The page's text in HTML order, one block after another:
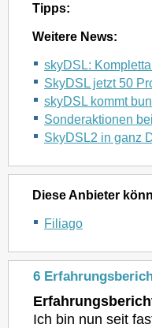
Tipps:
Weitere News:
skyDSL:
SkyDSL jetzt 50
skyDSL kommt
Sonderaktionen
SkyDSL2 in ganz
Diese Anbieter
Filiago
6
Ich bin nun seit